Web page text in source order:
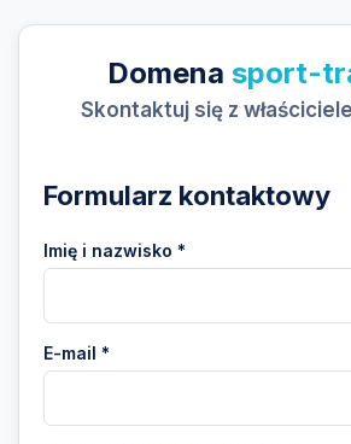
Domena sport-
Skontaktuj się z
Formularz kontaktowy
Imię i nazwisko *
E-mail *